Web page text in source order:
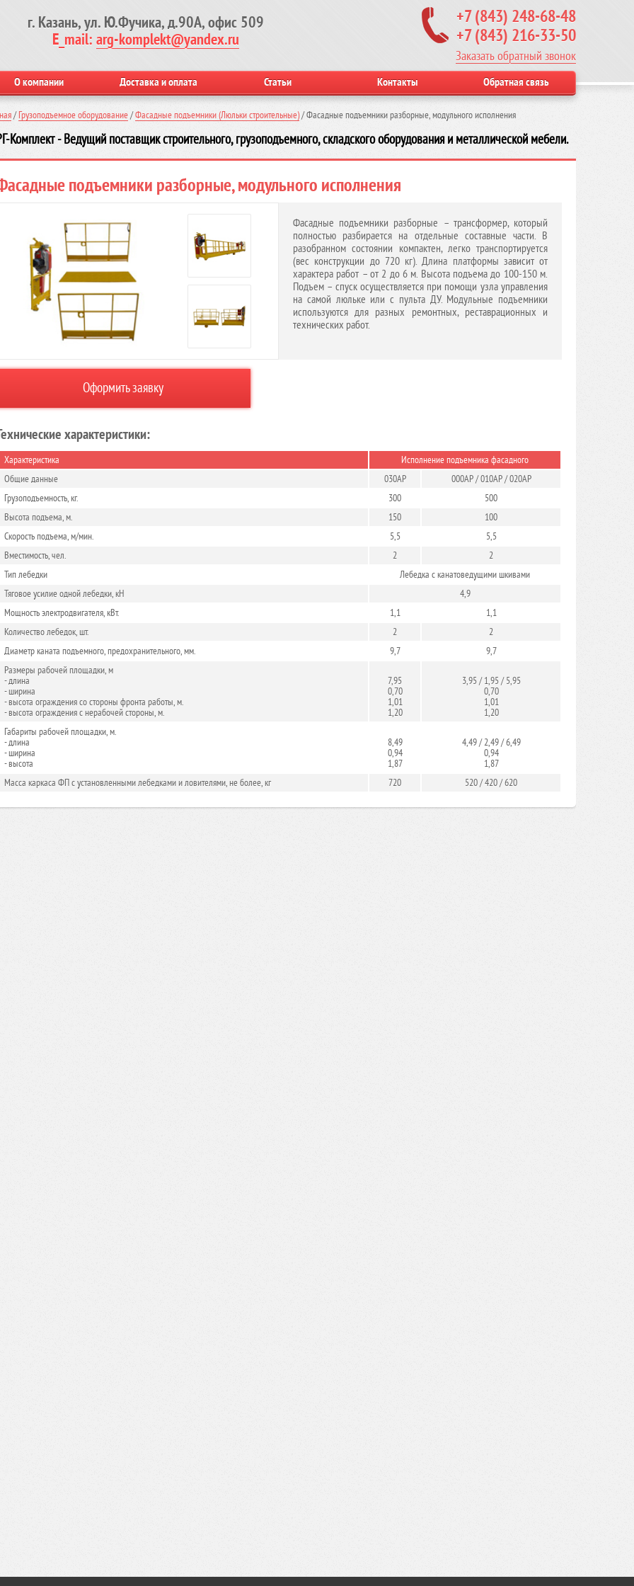
г. Казань, ул. Ю.Фучика, д.90А, офис 509
E_mail:arg-komplekt@yandex.ru
+7 (843) 248-68-48
+7 (843) 216-33-50
Заказать обратный звонок
О компании Доставка и оплата Статьи Контакты Обратная связь
/ Грузоподъемное оборудование / Фасадные подъемники (Люльки строительные) / Фасадные подъемники разборные, модульного исполнения
Комплект - Ведущий поставщик строительного, грузоподъемного, складского оборудования и металлической мебели.
подъемники разборные, модульного исполнения
Оформить заявку
Фасадные подъемники разборные – трансформер, который
полностью разбирается на отдельные составные части. В
разобранном состоянии компактен, легко транспортируется
(вес конструкции до 720 кг). Длина платформы зависит от
характера работ – от 2 до 6 м. Высота подъема до 100-150 м.
Подъем – спуск осуществляется при помощи узла управления
на самой люльке или с пульта ДУ. Модульные подъемники
используются для разных ремонтных, реставрационных и
технических работ.
характеристики:
Характеристика
Исполнение подъемника фасадного
Общие данные
030АР
000АР / 010АР / 020АР
Грузоподъемность, кг.
300
500
Высота подъема, м.
150
100
Скорость подъема, м/мин.
5,5
5,5
Вместимость, чел.
2
2
Тип лебедки
Лебедка с канатоведущими шкивами
Тяговое усилие одной лебедки, кН
4,9
Мощность электродвигателя, кВт.
1,1
1,1
Количество лебедок, шт.
2
2
Диаметр каната подъемного, предохранительного, мм.
9,7
9,7
Размеры рабочей площадки, м
- длина
- ширина
- высота ограждения со стороны фронта работы, м.
- высота ограждения с нерабочей стороны, м.
7,95
0,70
1,01
1,20
3,95 / 1,95 / 5,95
0,70
1,01
1,20
Габариты рабочей площадки, м.
- длина
- ширина
- высота
8,49
0,94
1,87
4,49 / 2,49 / 6,49
0,94
1,87
Масса каркаса ФП с установленными лебедками и ловителями, не более, кг
720 520 / 420 / 620